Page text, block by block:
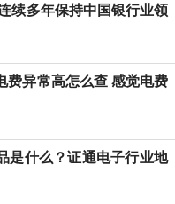
续多年保持中国银行业领
费异常高怎么查 感觉电费
是什么？证通电子行业地